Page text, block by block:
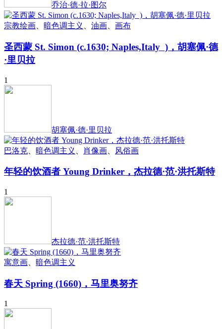
乔治·德·拉·图尔
宗教绘画 暗色调主义 油画 画布
圣西蒙 St. Simon (c.1630; Naples,Italy )，胡塞佩·德
·里贝拉
1
胡塞佩·德·里贝拉
巴洛克 暗色调主义 肖像画 风俗画
年轻的饮酒者 Young Drinker，杰拉德·范·洪托斯特
1
杰拉德·范·洪托斯特
寓意画 暗色调主义
春天 Spring (1660)，马里奥努齐
1